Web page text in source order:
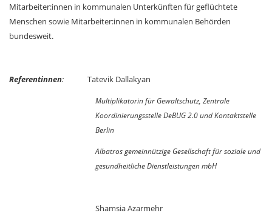
Mitarbeiter:innen in kommunalen Unterkünften für geflüchtete
Menschen sowie Mitarbeiter:innen in kommunalen Behörden
bundesweit.
Referentinnen: Tatevik Dallakyan
Multiplikatorin für Gewaltschutz, Zentrale
Koordinierungsstelle DeBUG 2.0 und Kontaktstelle
Berlin
Albatros gemeinnützige Gesellschaft für soziale und
gesundheitliche Dienstleistungen mbH
ShamsiaAzarmehr